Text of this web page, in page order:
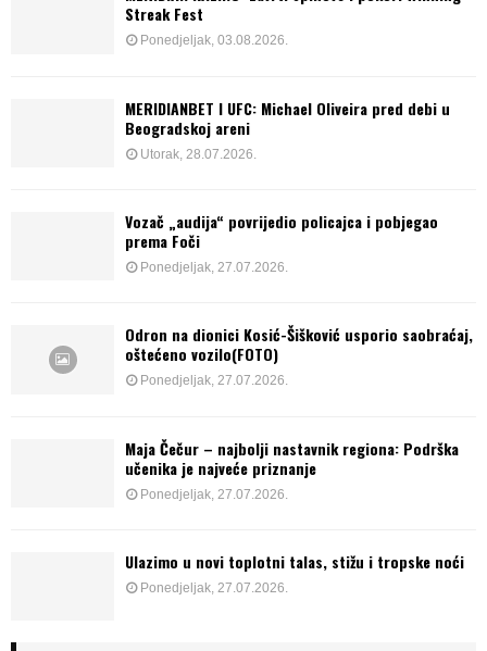
Streak Fest
Ponedjeljak, 03.08.2026.
MERIDIANBET I UFC: Michael Oliveira pred debi u
Beogradskoj areni
Utorak, 28.07.2026.
Vozač „audija“ povrijedio policajca i pobjegao
prema Foči
Ponedjeljak, 27.07.2026.
Odron na dionici Kosić-Šišković usporio saobraćaj,
oštećeno vozilo(FOTO)
Ponedjeljak, 27.07.2026.
Maja Čečur – najbolji nastavnik regiona: Podrška
učenika je najveće priznanje
Ponedjeljak, 27.07.2026.
Ulazimo u novi toplotni talas, stižu i tropske noći
Ponedjeljak, 27.07.2026.